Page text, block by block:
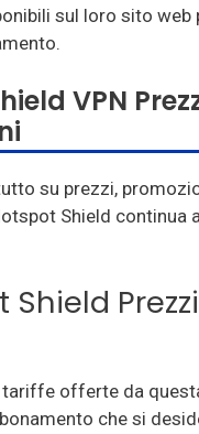
sul loro sito web
VPN
su prezzi,
Shield continua
Shield
offerte da
che si